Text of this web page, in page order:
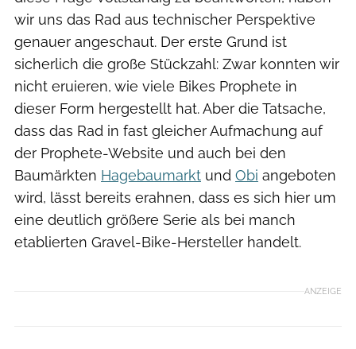
wir uns das Rad aus technischer Perspektive
genauer angeschaut. Der erste Grund ist
sicherlich die große Stückzahl: Zwar konnten wir
nicht eruieren, wie viele Bikes Prophete in
dieser Form hergestellt hat. Aber die Tatsache,
dass das Rad in fast gleicher Aufmachung auf
der Prophete-Website und auch bei den
Baumärkten Hagebaumarkt und Obi angeboten
wird, lässt bereits erahnen, dass es sich hier um
eine deutlich größere Serie als bei manch
etablierten Gravel-Bike-Hersteller handelt.
ANZEIGE